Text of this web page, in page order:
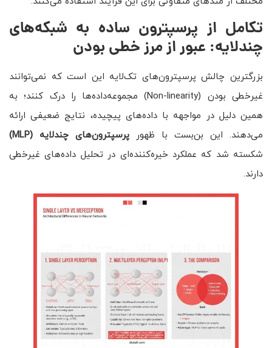
تکامل از پرسپترون ساده به شبکه‌های
چندلایه: عبور از مرز خطی بودن
بزرگترین چالش پرسپترون‌های تک‌لایه این است که نمی‌توانند
غیرخطی بودن (Non-linearity) مجموعه‌داده‌ها را درک کنند؛ به
همین دلیل در مواجهه با داده‌های پیچیده، نتایج ضعیفی ارائه
می‌دهند. این بن‌بست با ظهور پرسپترون‌های چندلایه (MLP)
شکسته شد که عملکرد خیره‌کننده‌ای در تحلیل داده‌های غیرخطی
دارند.